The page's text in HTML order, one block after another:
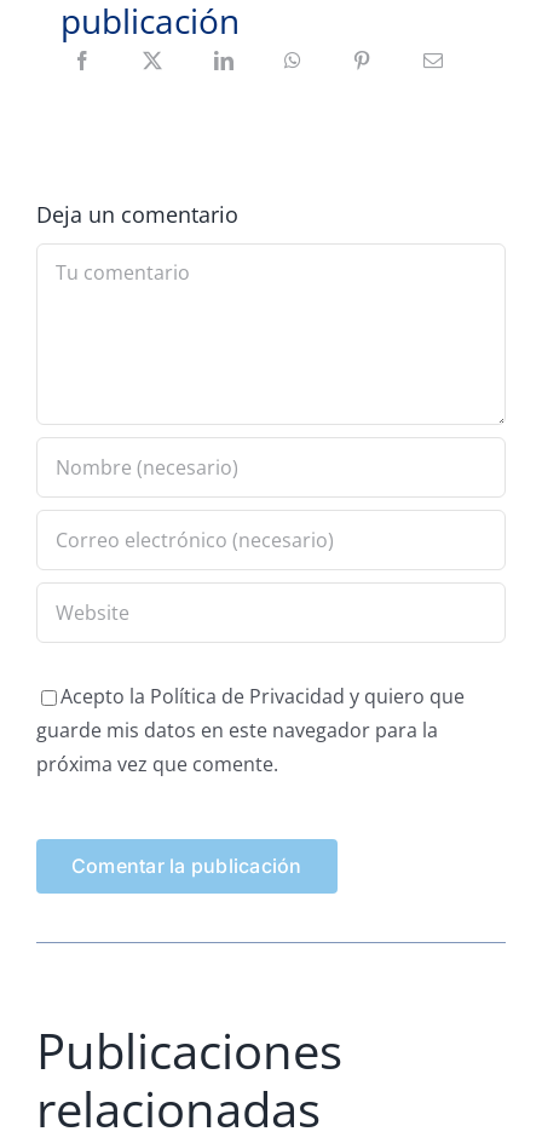
publicación
Deja un comentario
Comment
Acepto la Política de Privacidad y quiero que
guarde mis datos en este navegador para la
próxima vez que comente.
Publicaciones
relacionadas